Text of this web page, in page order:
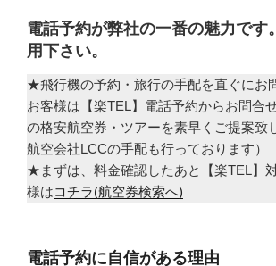
電話予約が弊社の一番の魅力です
用下さい。
★飛行機の予約・旅行の手配を直ぐにお
お客様は【楽TEL】電話予約からお問合
の格安航空券・ツアーを素早くご提案致
航空会社LCCの手配も行っております）
★まずは、料金確認したあと【楽TEL】
様はコチラ(航空券検索へ)
電話予約に自信がある理由